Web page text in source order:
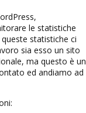
le statistiche
statistiche ci
sia esso un sito
ma questo è un
ed andiamo ad